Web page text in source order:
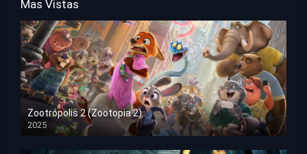
Mas Vistas
Zootrópolis 2 (Zootopia 2)
2025
HD 1080p